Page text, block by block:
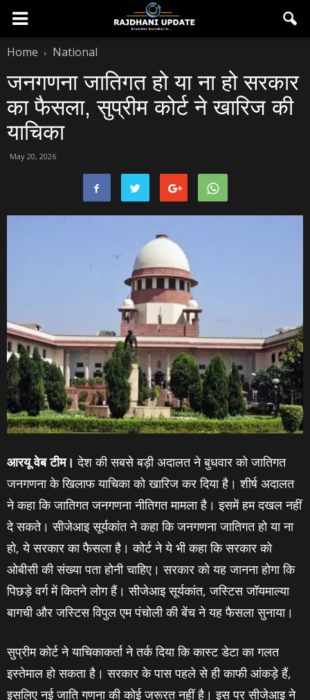
Home National
जनगणना जातिगत हो या ना हो सरकार
का फैसला, सुप्रीम कोर्ट ने खारिज की
याचिका
May 20, 2026
आरयू वेब टीम। देश की सबसे बड़ी अदालत ने बुधवार को जातिगत
जनगणना के खिलाफ याचिका को खारिज कर दिया है। शीर्ष अदालत
ने कहा कि जातिगत जनगणना नीतिगत मामला है। इसमें हम दखल नहीं
दे सकते। सीजेआइ सूर्यकांत ने कहा कि जनगणना जातिगत हो या ना
हो, ये सरकार का फैसला है। कोर्ट ने ये भी कहा कि सरकार को
ओबीसी की संख्या पता होनी चाहिए। सरकार को यह जानना होगा कि
पिछड़े वर्ग में कितने लोग हैं। सीजेआइ सूर्यकांत, जस्टिस जॉयमाल्या
बागची और जस्टिस विपुल एम पंचोली की बेंच ने यह फैसला सुनाया।
सुप्रीम कोर्ट ने याचिकाकर्ता ने तर्क दिया कि कास्ट डेटा का गलत
इस्तेमाल हो सकता है। सरकार के पास पहले से ही काफी आंकड़े हैं,
इसलिए नई जाति गणना की कोई जरूरत नहीं है। इस पर सीजेआइ ने